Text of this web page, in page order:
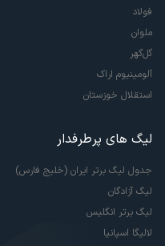
فولاد
ملوان
گل‌گهر
آلومینیوم اراک
استقلال خوزستان
لیگ های پرطرفدار
جدول لیگ برتر ایران (خلیج فارس)
لیگ آزادگان
لیگ برتر انگلیس
لالیگا اسپانیا